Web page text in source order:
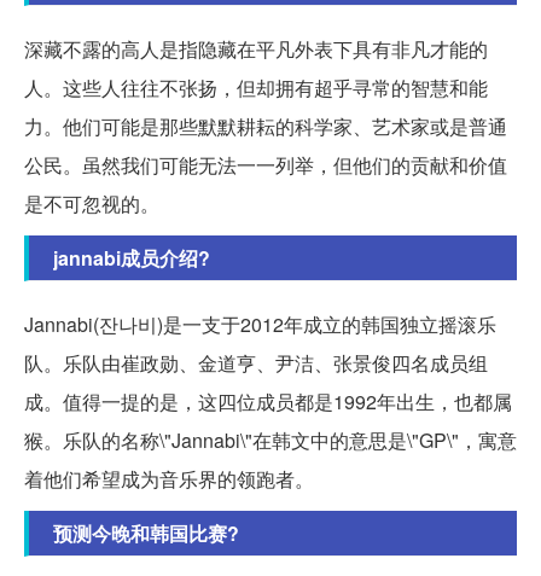
深藏不露的高人是指隐藏在平凡外表下具有非凡才能的
人。这些人往往不张扬，但却拥有超乎寻常的智慧和能
力。他们可能是那些默默耕耘的科学家、艺术家或是普通
公民。虽然我们可能无法一一列举，但他们的贡献和价值
是不可忽视的。
jannabi成员介绍?
Jannabi(잔나비)是一支于2012年成立的韩国独立摇滚乐
队。乐队由崔政勋、金道亨、尹洁、张景俊四名成员组
成。值得一提的是，这四位成员都是1992年出生，也都属
猴。乐队的名称\"Jannabi\"在韩文中的意思是\"GP\"，寓意
着他们希望成为音乐界的领跑者。
预测今晚和韩国比赛?